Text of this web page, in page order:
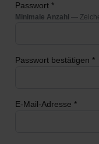
Passwort *
Minimale Anzahl —
Passwort bestätigen *
E-Mail-Adresse *